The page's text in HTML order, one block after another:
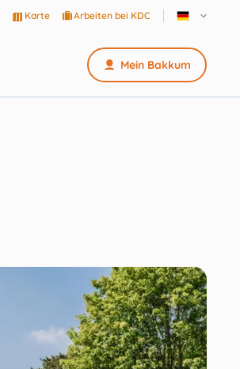
Karte Arbeiten bei KDC
Mein Bakkum